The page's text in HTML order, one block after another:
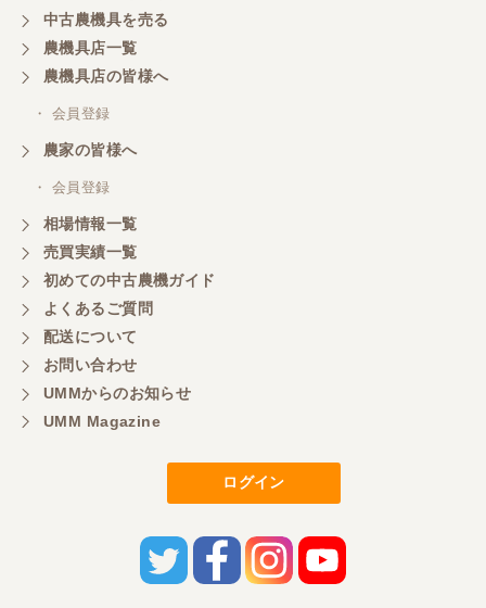
中古農機具を売る
農機具店一覧
農機具店の皆様へ
・ 会員登録
農家の皆様へ
・ 会員登録
相場情報一覧
売買実績一覧
初めての中古農機ガイド
よくあるご質問
配送について
お問い合わせ
UMMからのお知らせ
UMM Magazine
ログイン